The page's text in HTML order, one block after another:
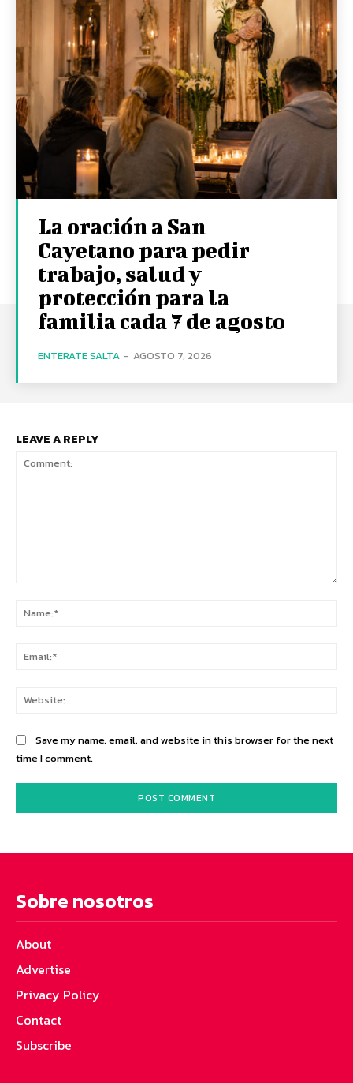
La oración a San
Cayetano para pedir
trabajo, salud y
protección para la
familia cada 7 de agosto
ENTERATE SALTA - AGOSTO 7, 2026
LEAVE A REPLY
Save my name, email, and website in this browser for the next
time I comment.
Sobre nosotros
About
Advertise
Privacy Policy
Contact
Subscribe